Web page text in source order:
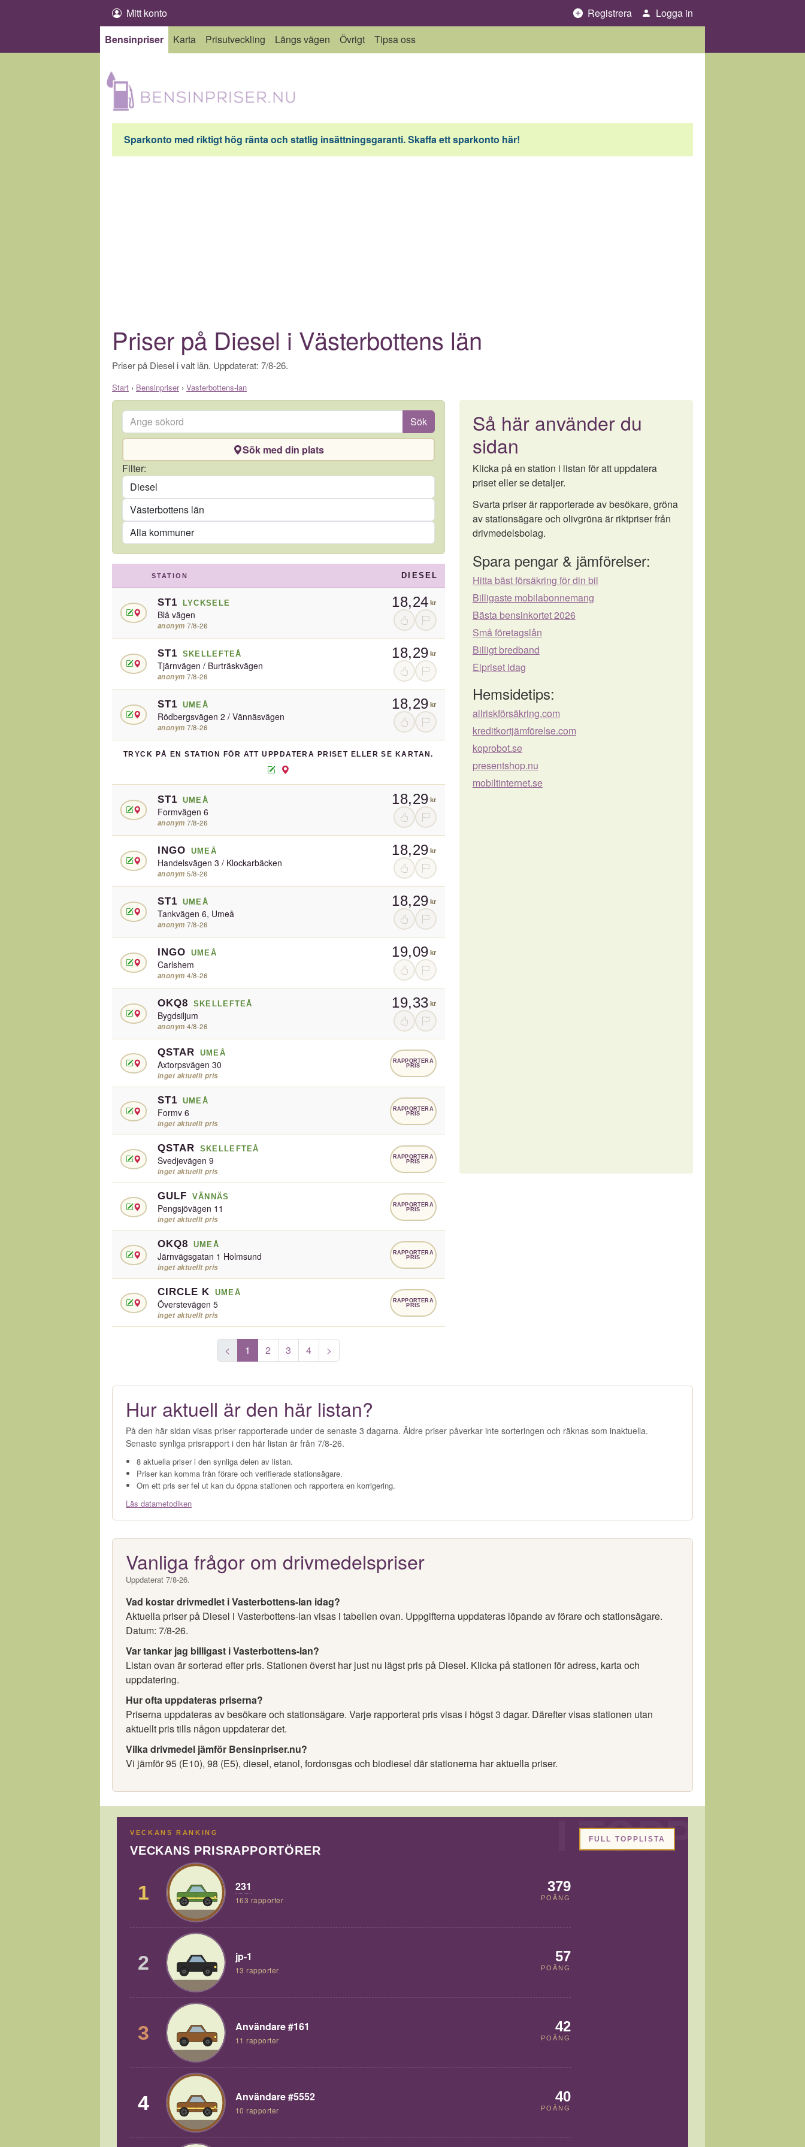
Mitt konto Registrera
Logga in
Bensinpriser
Karta Prisutveckling Längs vägen Övrigt Tipsa oss
Sparkonto med riktigt hög ränta och statlig insättningsgaranti. Skaffa ett sparkonto här!
Priser på Diesel i Västerbottens län
Priser på Diesel i valt län. Uppdaterat: 7/8-26.
Start › Bensinpriser› Vasterbottens-lan
Ange sökord Sök
Sök med din plats
Filter:
Län
Kommun
STATION DIESEL
ST1 LYCKSELE
Blå vägen
anonym·7/8-26
18,24 kr
ST1 SKELLEFTEÅ
Tjärnvägen / Burträskvägen
anonym·7/8-26
18,29 kr
ST1 UMEÅ
Rödbergsvägen 2 / Vännäsvägen
anonym·7/8-26
18,29 kr
TRYCK PÅ EN STATION FÖR ATT UPPDATERA PRISET ELLER SE KARTAN.
ST1 UMEÅ
Formvägen 6
anonym·7/8-26
18,29 kr
INGO UMEÅ
Handelsvägen 3 / Klockarbäcken
anonym·5/8-26
18,29 kr
ST1 UMEÅ
Tankvägen 6, Umeå
anonym·7/8-26
18,29 kr
INGO UMEÅ
Carlshem
anonym·4/8-26
19,09 kr
OKQ8 SKELLEFTEÅ
Bygdsiljum
anonym·4/8-26
19,33 kr
QSTAR UMEÅ
Axtorpsvägen 30
inget aktuellt pris
RAPPORTERA
PRIS
ST1 UMEÅ
Formv 6
inget aktuellt pris
RAPPORTERA
PRIS
QSTAR SKELLEFTEÅ
Svedjevägen 9
inget aktuellt pris
RAPPORTERA
PRIS
GULF VÄNNÄS
Pengsjövägen 11
inget aktuellt pris
RAPPORTERA
PRIS
OKQ8 UMEÅ
Järnvägsgatan 1 Holmsund
inget aktuellt pris
RAPPORTERA
PRIS
CIRCLE K UMEÅ
Överstevägen 5
inget aktuellt pris
RAPPORTERA
PRIS
< 1 2 3 4 >
Så här använder du
sidan
Klicka på en station i listan för att uppdatera
priset eller se detaljer.
Svarta priser är rapporterade av besökare, gröna
av stationsägare och olivgröna är riktpriser från
drivmedelsbolag.
Spara pengar & jämförelser:
Hitta bäst försäkring för din bil
Billigaste mobilabonnemang
Bästa bensinkortet 2026
Små företagslån
Billigt bredband
Elpriset idag
Hemsidetips:
allriskförsäkring.com
kreditkortjämförelse.com
koprobot.se
presentshop.nu
mobiltinternet.se
Hur aktuell är den här listan?
På den här sidan visas priser rapporterade under de senaste 3 dagarna. Äldre priser påverkar inte sorteringen och räknas som inaktuella.
Senaste synliga prisrapport i den här listan är från 7/8-26.
8 aktuella priser i den synliga delen av listan.
Priser kan komma från förare och verifierade stationsägare.
Om ett pris ser fel ut kan du öppna stationen och rapportera en korrigering.
Läs datametodiken
Vanliga frågor om drivmedelspriser
Uppdaterat 7/8-26.
Vad kostar drivmedlet i Vasterbottens-lan idag?
Aktuella priser på Diesel i Vasterbottens-lan visas i tabellen ovan. Uppgifterna uppdateras löpande av förare och stationsägare.
Datum: 7/8-26.
Var tankar jag billigast i Vasterbottens-lan?
Listan ovan är sorterad efter pris. Stationen överst har just nu lägst pris på Diesel. Klicka på stationen för adress, karta och
uppdatering.
Hur ofta uppdateras priserna?
Priserna uppdateras av besökare och stationsägare. Varje rapporterat pris visas i högst 3 dagar. Därefter visas stationen utan
aktuellt pris tills någon uppdaterar det.
Vilka drivmedel jämför Bensinpriser.nu?
Vi jämför 95 (E10), 98 (E5), diesel, etanol, fordonsgas och biodiesel där stationerna har aktuella priser.
VECKANS RANKING
VECKANS PRISRAPPORTÖRER
1 231
163 rapporter
379
POÄNG
2 jp-1
13 rapporter
57
POÄNG
3 Användare #161
11 rapporter
42
POÄNG
4 Användare #5552
10 rapporter
40
POÄNG
FULL TOPPLISTA